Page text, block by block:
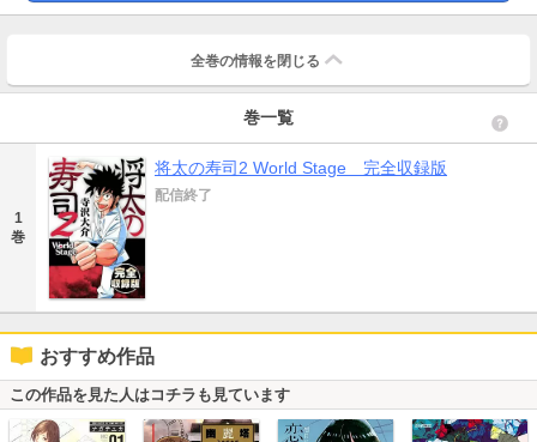
艦寿司店『瑞穂』設立を決定。メンバー選抜試験、曲者ぞろいの参加者たち…
全巻の情報を 閉じる
巻一覧
1
巻
将太の寿司2 World Stage 完全収録版
配信終了
おすすめ作品
この作品を見た人はコチラも見ています